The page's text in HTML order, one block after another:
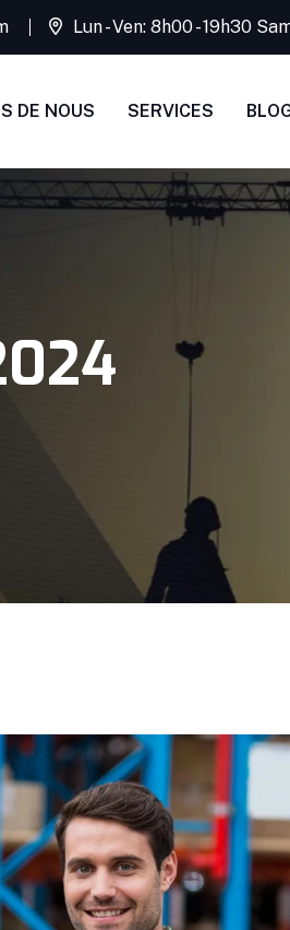
Lun - Ven: 8h00 - 19h30
DE NOUS SERVICES